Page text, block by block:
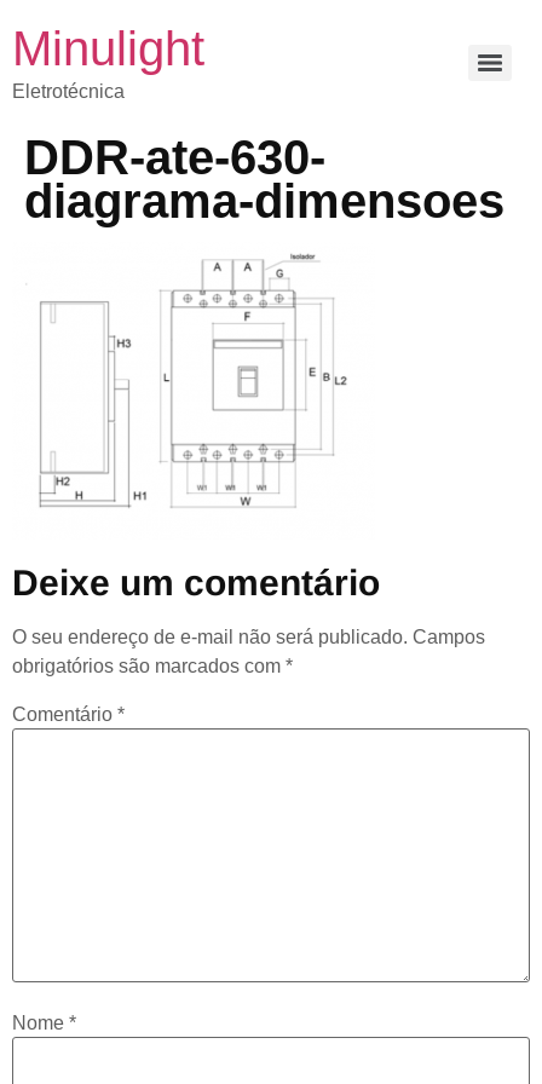
Minulight
Eletrotécnica
DDR-ate-630-
diagrama-dimensoes
Deixe um comentário
O seu endereço de e-mail não será publicado. Campos
obrigatórios são marcados com *
Comentário *
Nome *